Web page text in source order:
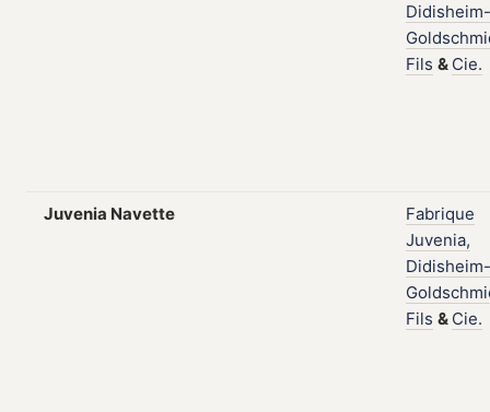
Didisheim-
Fils & Cie.
Juvenia Navette
Fabrique
Juvenia,
Didisheim-
Fils & Cie.